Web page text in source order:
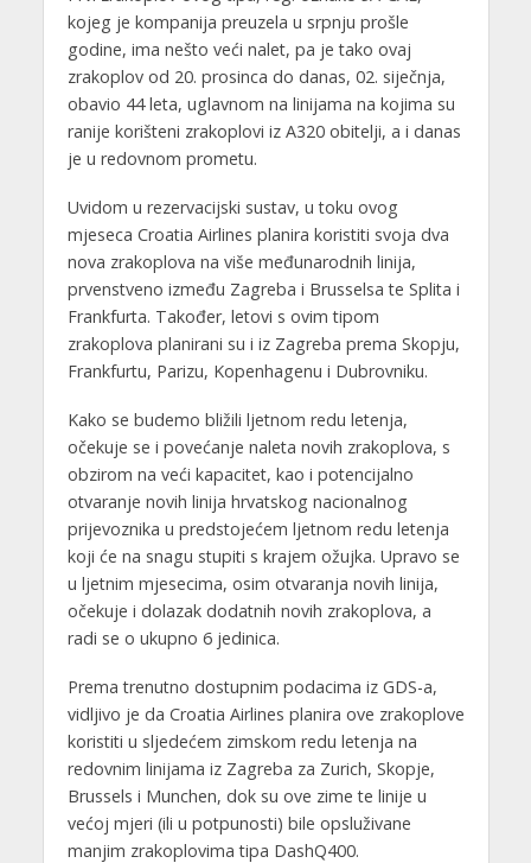
kojeg je kompanija preuzela u srpnju prošle
godine, ima nešto veći nalet, pa je tako ovaj
zrakoplov od 20. prosinca do danas, 02. siječnja,
obavio 44 leta, uglavnom na linijama na kojima su
ranije korišteni zrakoplovi iz A320 obitelji, a i danas
je u redovnom prometu.
Uvidom u rezervacijski sustav, u toku ovog
mjeseca Croatia Airlines planira koristiti svoja dva
nova zrakoplova na više međunarodnih linija,
prvenstveno između Zagreba i Brusselsa te Splita i
Frankfurta. Također, letovi s ovim tipom
zrakoplova planirani su i iz Zagreba prema Skopju,
Frankfurtu, Parizu, Kopenhagenu i Dubrovniku.
Kako se budemo bližili ljetnom redu letenja,
očekuje se i povećanje naleta novih zrakoplova, s
obzirom na veći kapacitet, kao i potencijalno
otvaranje novih linija hrvatskog nacionalnog
prijevoznika u predstojećem ljetnom redu letenja
koji će na snagu stupiti s krajem ožujka. Upravo se
u ljetnim mjesecima, osim otvaranja novih linija,
očekuje i dolazak dodatnih novih zrakoplova, a
radi se o ukupno 6 jedinica.
Prema trenutno dostupnim podacima iz GDS-a,
vidljivo je da Croatia Airlines planira ove zrakoplove
koristiti u sljedećem zimskom redu letenja na
redovnim linijama iz Zagreba za Zurich, Skopje,
Brussels i Munchen, dok su ove zime te linije u
većoj mjeri (ili u potpunosti) bile opsluživane
manjim zrakoplovima tipa DashQ400.